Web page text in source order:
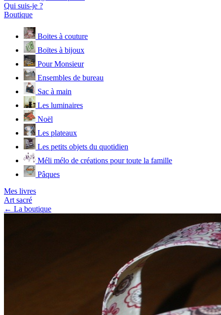
Qui suis-je ?
Boutique
Boites à couture
Boïtes à bijoux
Pour Monsieur
Ensembles de bureau
Sac à main
Les luminaires
Noël
Les plateaux
Les petits objets du quotidien
Méli mélo de créations pour toute la famille
Pâques
Mes livres
Art sacré
← La boutique